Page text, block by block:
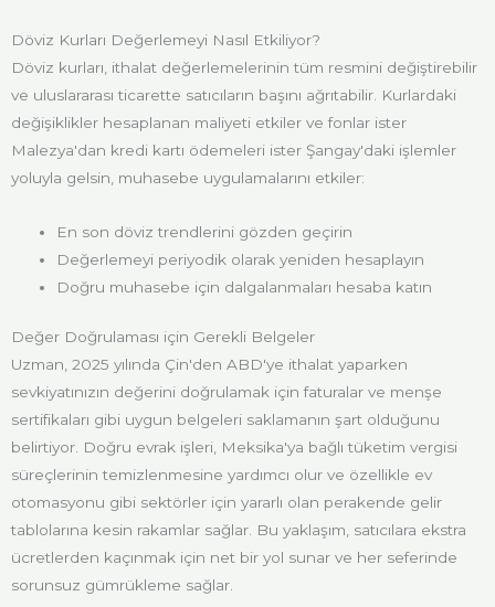
Döviz Kurları Değerlemeyi Nasıl Etkiliyor?
Döviz kurları, ithalat değerlemelerinin tüm resmini değiştirebilir
ve uluslararası ticarette satıcıların başını ağrıtabilir. Kurlardaki
değişiklikler hesaplanan maliyeti etkiler ve fonlar ister
Malezya'dan kredi kartı ödemeleri ister Şangay'daki işlemler
yoluyla gelsin, muhasebe uygulamalarını etkiler:
En son döviz trendlerini gözden geçirin
Değerlemeyi periyodik olarak yeniden hesaplayın
Doğru muhasebe için dalgalanmaları hesaba katın
Değer Doğrulaması için Gerekli Belgeler
Uzman, 2025 yılında Çin'den ABD'ye ithalat yaparken
sevkiyatınızın değerini doğrulamak için faturalar ve menşe
sertifikaları gibi uygun belgeleri saklamanın şart olduğunu
belirtiyor. Doğru evrak işleri, Meksika'ya bağlı tüketim vergisi
süreçlerinin temizlenmesine yardımcı olur ve özellikle ev
otomasyonu gibi sektörler için yararlı olan perakende gelir
tablolarına kesin rakamlar sağlar. Bu yaklaşım, satıcılara ekstra
ücretlerden kaçınmak için net bir yol sunar ve her seferinde
sorunsuz gümrükleme sağlar.